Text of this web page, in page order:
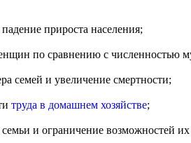
прироста населения;
по сравнению с численностью
семей и увеличение смертности;
труда в домашнем хозяйстве;
и ограничение возможностей их